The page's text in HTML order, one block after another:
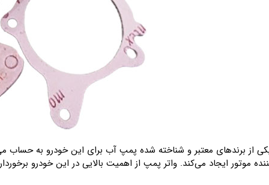
از برندهای معتبر و شناخته شده پمپ آب برای این خودرو به حساب
موتور ایجاد می‌کند. واتر پمپ از اهمیت بالایی در این خودرو